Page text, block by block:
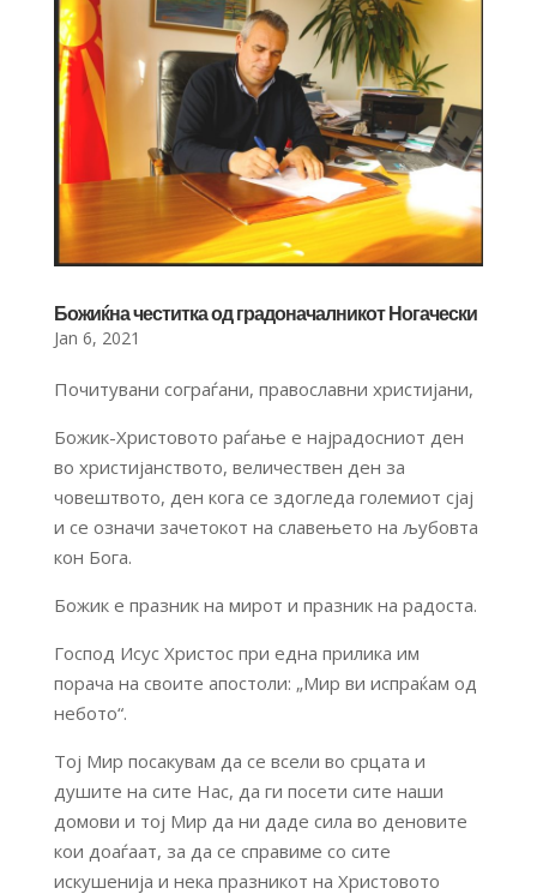
Божиќна честитка од градоначалникот Ногачески
Jan 6, 2021
Почитувани сограѓани, православни христијани,
Божик-Христовото раѓање е најрадосниот ден
во христијанството, величествен ден за
човештвото, ден кога се здогледа големиот сјај
и се означи зачетокот на славењето на љубовта
кон Бога.
Божик е празник на мирот и празник на радоста.
Господ Исус Христос при една прилика им
порача на своите апостоли: „Мир ви испраќам од
небото“.
Тој Мир посакувам да се всели во срцата и
душите на сите Нас, да ги посети сите наши
домови и тој Мир да ни даде сила во деновите
кои доаѓаат, за да се справиме со сите
искушенија и нека празникот на Христовото